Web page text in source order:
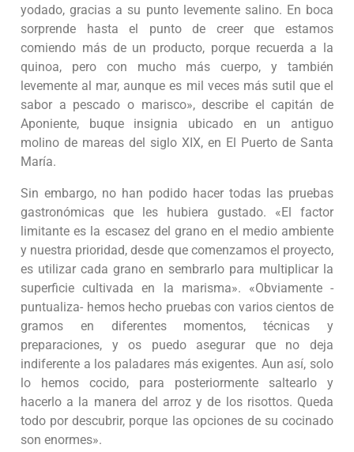
yodado, gracias a su punto levemente salino. En boca
sorprende hasta el punto de creer que estamos
comiendo más de un producto, porque recuerda a la
quinoa, pero con mucho más cuerpo, y también
levemente al mar, aunque es mil veces más sutil que el
sabor a pescado o marisco», describe el capitán de
Aponiente, buque insignia ubicado en un antiguo
molino de mareas del siglo XIX, en El Puerto de Santa
María.
Sin embargo, no han podido hacer todas las pruebas
gastronómicas que les hubiera gustado. «El factor
limitante es la escasez del grano en el medio ambiente
y nuestra prioridad, desde que comenzamos el proyecto,
es utilizar cada grano en sembrarlo para multiplicar la
superficie cultivada en la marisma». «Obviamente -
puntualiza- hemos hecho pruebas con varios cientos de
gramos en diferentes momentos, técnicas y
preparaciones, y os puedo asegurar que no deja
indiferente a los paladares más exigentes. Aun así, solo
lo hemos cocido, para posteriormente saltearlo y
hacerlo a la manera del arroz y de los risottos. Queda
todo por descubrir, porque las opciones de su cocinado
son enormes».